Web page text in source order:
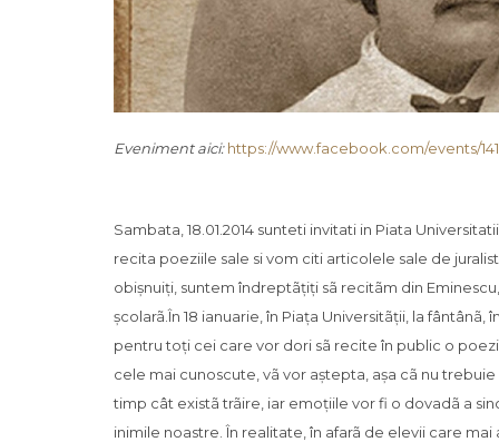
Eveniment aici:https://www.facebook.com/events/
Sambata, 18.01.2014 sunteti invitati in Piata
recita poeziile sale si vom citi articolele sale de
obișnuiți, suntem îndreptãțiți sã recitãm din
școlarã.În 18 ianuarie, în Piața Universitãții, la
pentru toți cei care vor dori sã recite în public o
cele mai cunoscute, vã vor aștepta, așa cã nu
timp cât existã trãire, iar emoțiile vor fi o dovadã a
inimile noastre. În realitate, în afarã de elevii care